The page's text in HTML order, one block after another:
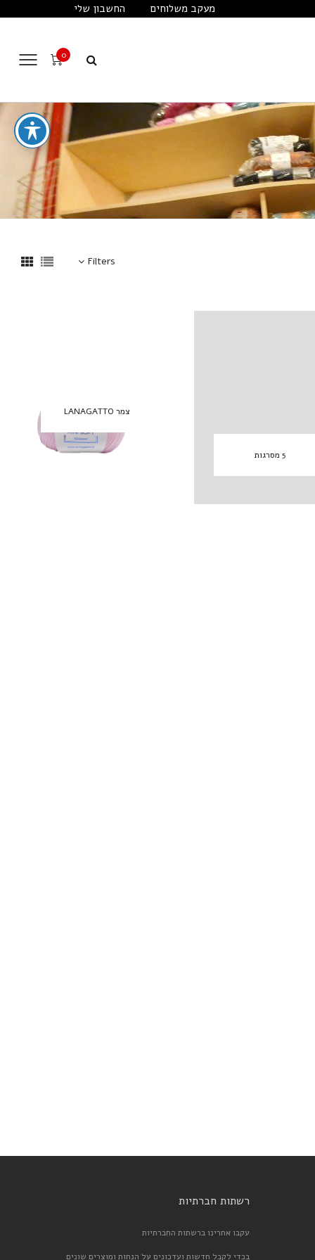
החשבון שלי מעקב משלוחים
0
Filters
5 מסרגות
צמר LANAGATTO
רשתות חברתיות
עקבו אחרינו ברשתות החברתיות
בכדי לקבל חדשות ועדכונים על הנחות ומוצרים שונים